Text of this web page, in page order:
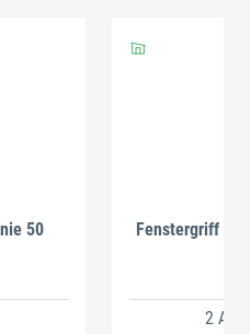
50
Fenstergriff
2